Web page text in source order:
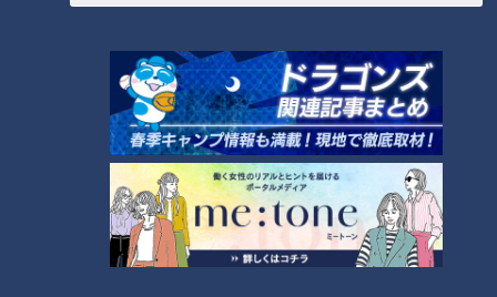
知・安城市にある本店をはじめ、県内に6店舗を展開する「パ
ンのトラ」。名古屋市の八事店では、1日にお店に並ぶパンは
120種類以上！一番人気の「食パン」は、2014年に「24時間
で最も販売した焼きたての食パン」のギネス世界記録を持って
います。1店舗だけで24時間で3941斤を販売しました。
モチモチの食パンの秘密を探るべく厨房へ。80℃を超える熱